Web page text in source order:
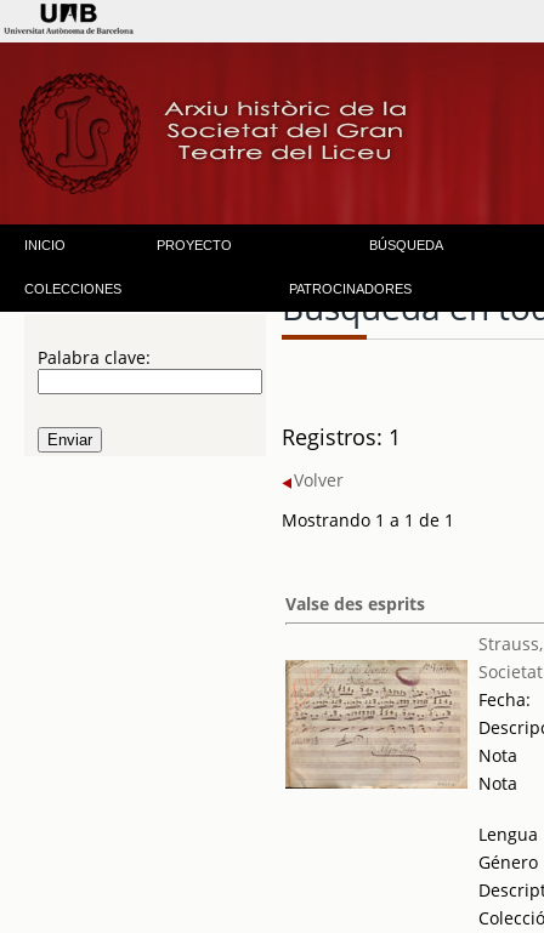
INICIO PROYECTO BÚSQUEDA
COLECCIONES PATROCINADORES
Palabra clave:
Búsqueda en
Registros: 1
Volver
Mostrando 1 a 1 de 1
Valse des esprits
Fecha:
Nota
Nota
Lengua
Género